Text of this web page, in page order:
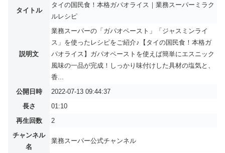
タイトル
タイの国民食！本格ガパオライス｜業務スーパーミラク
ルレシピ
説明文
業務スーパーの「ガパオペースト」「ジャスミンライ
ス」を使ったレシピをご紹介♪【タイの国民食！本格ガ
パオライス】ガパオペーストを使えば簡単にエスニック
風味の一品が完成！しっかり味付けした具材の塩気と、
香...
公開日時
2022-07-13 09:44:37
長さ
01:10
再生回数
2
チャンネル
名
業務スーパー公式チャンネル